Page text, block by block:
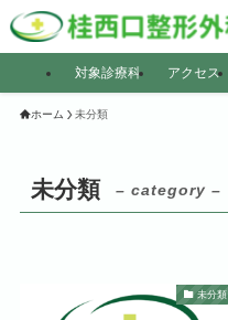
対象診療科 アクセス
ホーム 未分類
未分類 – category –
未分類